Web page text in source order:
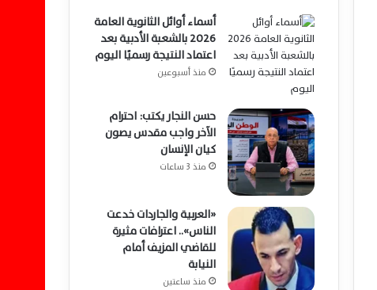
أسماء أوائل الثانوية العامة
2026 بالشعبة الأدبية بعد
اعتماد النتيجة رسميًا اليوم
منذ أسبوعين
حسن النجار يكتب: احترام
الآخر واجب مقدس يصون
كيان الإنسان
منذ 3 ساعات
«العربية والجاردات خدعت
الناس».. اعترافات مثيرة
للقاضي المزيف أمام
النيابة
منذ ساعتين